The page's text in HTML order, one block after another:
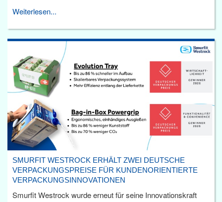
Weiterlesen...
SMURFIT WESTROCK ERHÄLT ZWEI DEUTSCHE
VERPACKUNGSPREISE FÜR KUNDENORIENTIERTE
VERPACKUNGSINNOVATIONEN
Smurfit Westrock wurde erneut für seine Innovationskraft